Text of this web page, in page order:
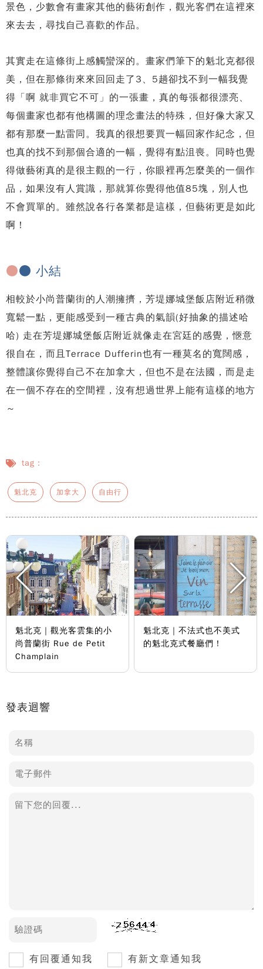
景色，少數會有畫家其他的藝術創作，觀光客們在這裡來
來去去，尋找自己喜歡的作品。
其實走在這條街上感觸蠻深的。畫家們筆下的魁北克都很
美，但在那條街來來回回走了3、5趟卻找不到一幅我覺
得「啊 就非買它不可」的一張畫，真的每張都很漂亮、
每個畫家也都有他構圖的理念畫法的特殊，但好像大家又
都有那麼一點雷同。我真的很想要買一幅回家作紀念，但
也真的找不到那個合適的一幅，覺得有點沮喪。同時也覺
得做藝術真的是很主觀的一行，你眼裡再怎麼美的一個作
品，如果沒有人賞識，那就算你覺得他值85塊，別人也
不會買單的。雖然說各行各業都是這樣，但藝術更是如此
啊！
●● 小結
相較於小尚普蘭街的人潮擁擠，芳堤娜城堡飯店附近稍微
寬鬆一點，更能感受到一種古典的氣韻(好抽象的描述哈
哈) 走在芳堤娜城堡飯店附近就像走在宮廷的感覺，愜意
很自在，而且Terrace Dufferin也有一種莫名的寬闊感，
整體讓你覺得自己不在加拿大，但也不是在法國，而是走
在一個不存在的空間裡，沒有想過世界上能有這樣的地方
～
tag：
魁北克 加拿大 自由行
魁北克｜觀光客雲集的小
尚普蘭街 Rue de Petit
Champlain
魁北克｜不法式也不美式
的魁北克式餐廳們！
發表迴響
有回覆通知我 有新文章通知我